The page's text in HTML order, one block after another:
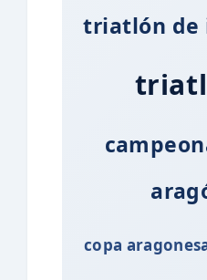
triatlón de
copa